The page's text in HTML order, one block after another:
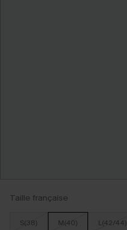
Taille française
S(38) M(40) L(42/44)